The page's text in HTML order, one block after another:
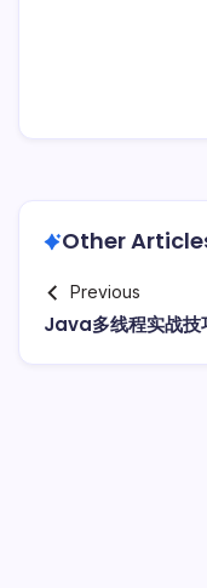
Other
Previous
Java多线程实战技